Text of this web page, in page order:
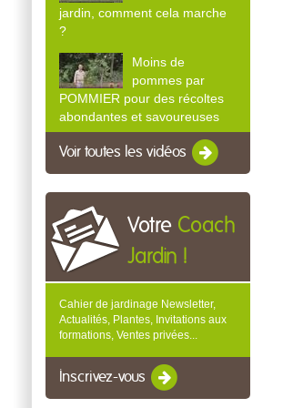
jardin, comment cela marche
?
Moins de
pommes par
POMMIER pour des récoltes
abondantes et savoureuses
Voir toutes les vidéos
Votre Coach
Jardin !
Cahier de jardinage Newsletter,
Actualités, Plantes, Invitations aux
formations, Ventes privées...
Inscrivez-vous